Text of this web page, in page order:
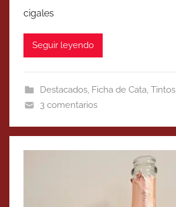
cigales
Seguir leyendo
Destacados, Ficha de Cata, Tintos
3 comentarios